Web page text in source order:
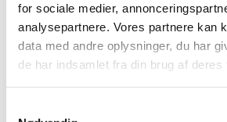
for sociale medier,
analysepartnere. Vores partnere kan
data med andre oplysninger, du har
de har indsamlet fra din brug af deres